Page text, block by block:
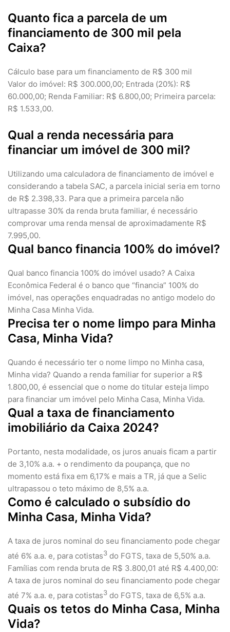
Quanto fica a parcela de um
financiamento de 300 mil pela
Caixa?
Cálculo base para um financiamento de R$ 300 mil
Valor do imóvel: R$ 300.000,00; Entrada (20%): R$
60.000,00; Renda Familiar: R$ 6.800,00; Primeira parcela:
R$ 1.533,00.
Qual a renda necessária para
financiar um imóvel de 300 mil?
Utilizando uma calculadora de financiamento de imóvel e
considerando a tabela SAC, a parcela inicial seria em torno
de R$ 2.398,33. Para que a primeira parcela não
ultrapasse 30% da renda bruta familiar, é necessário
comprovar uma renda mensal de aproximadamente R$
7.995,00.
Qual banco financia 100% do imóvel?
Qual banco financia 100% do imóvel usado? A Caixa
Econômica Federal é o banco que “financia” 100% do
imóvel, nas operações enquadradas no antigo modelo do
Minha Casa Minha Vida.
Precisa ter o nome limpo para Minha
Casa, Minha Vida?
Quando é necessário ter o nome limpo no Minha casa,
Minha vida? Quando a renda familiar for superior a R$
1.800,00, é essencial que o nome do titular esteja limpo
para financiar um imóvel pelo Minha Casa, Minha Vida.
Qual a taxa de financiamento
imobiliário da Caixa 2024?
Portanto, nesta modalidade, os juros anuais ficam a partir
de 3,10% a.a. + o rendimento da poupança, que no
momento está fixa em 6,17% e mais a TR, já que a Selic
ultrapassou o teto máximo de 8,5% a.a.
Como é calculado o subsídio do
Minha Casa, Minha Vida?
A taxa de juros nominal do seu financiamento pode chegar
até 6% a.a. e, para cotistas3 do FGTS, taxa de 5,50% a.a.
Famílias com renda bruta de R$ 3.800,01 até R$ 4.400,00:
A taxa de juros nominal do seu financiamento pode chegar
até 7% a.a. e, para cotistas3 do FGTS, taxa de 6,5% a.a.
Quais os tetos do Minha Casa, Minha
Vida?